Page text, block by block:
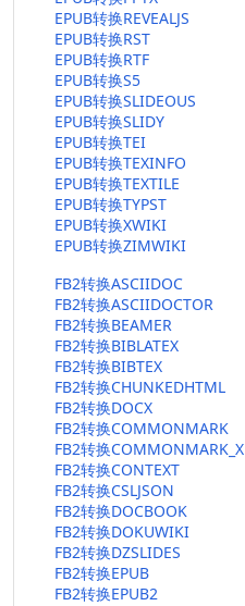
EPUB转换REVEALJS
EPUB转换RST
EPUB转换RTF
EPUB转换S5
EPUB转换SLIDEOUS
EPUB转换SLIDY
EPUB转换TEI
EPUB转换TEXINFO
EPUB转换TEXTILE
EPUB转换TYPST
EPUB转换XWIKI
EPUB转换ZIMWIKI
FB2转换ASCIIDOC
FB2转换ASCIIDOCTOR
FB2转换BEAMER
FB2转换BIBLATEX
FB2转换BIBTEX
FB2转换CHUNKEDHTML
FB2转换DOCX
FB2转换COMMONMARK
FB2转换COMMONMARK_X
FB2转换CONTEXT
FB2转换CSLJSON
FB2转换DOCBOOK
FB2转换DOKUWIKI
FB2转换DZSLIDES
FB2转换EPUB
FB2转换EPUB2